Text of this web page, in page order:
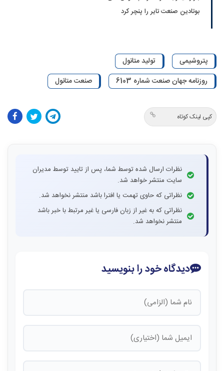
بوتادین صنعت تایر را پنچر کرد
پتروشیمی
تولید متانول
روزنامه جهان صنعت شماره 6103
صنعت متانول
کپی لینک کوتاه
نظرات ارسال شده توسط شما، پس از تایید توسط مدیران
سایت منتشر خواهد شد.
نظراتی که حاوی تهمت یا افترا باشد منتشر نخواهد شد.
نظراتی که به غیر از زبان فارسی یا غیر مرتبط با خبر باشد
منتشر نخواهد شد.
دیدگاه خود را بنویسید